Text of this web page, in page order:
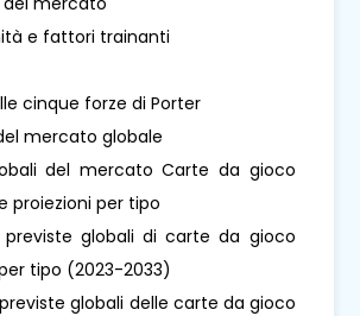
e fattori trainanti
cinque forze di Porter
mercato globale
del mercato Carte da gioco
proiezioni per tipo
previste globali di carte da gioco
tipo (2023-2033)
previste globali delle carte da gioco